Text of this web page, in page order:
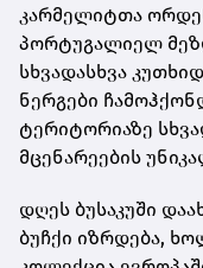
კარმელიტთა
პორტუგალიელ
სხვადასხვა
ნერგები
ტერიტორიაზე
მცენარეების
დღეს ბუსაკუში
ბუჩქი იზრდება,